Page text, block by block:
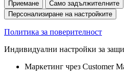
Приемане
Само задължителните
Персонализиране на настройките
Политика за поверителност
Индивидуални настройки за
Маркетинг чрез Customer